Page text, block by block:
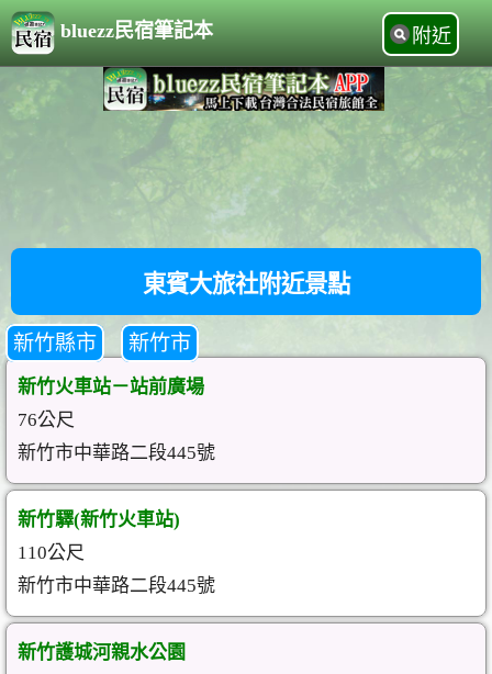
bluezz民宿筆記本 附近
東賓大旅社附近景點
新竹縣市 新竹市
新竹火車站－站前廣場
76公尺
新竹市中華路二段445號
新竹驛(新竹火車站)
110公尺
新竹市中華路二段445號
新竹護城河親水公園